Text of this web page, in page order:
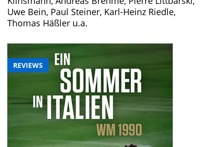
REVIEWS
Uwe Bein, Paul Steiner, Karl-Heinz Riedle,
Thomas Häßler u.a.